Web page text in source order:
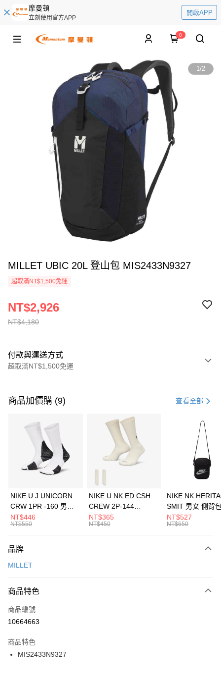
摩曼頓
立刻使用官方APP
開啟APP
0
1/2
MILLET UBIC 20L 登山包 MIS2433N9327
超取滿NT$1,500免運
NT$4,180
NT$2,926
付款與運送方式
超取滿NT$1,500免運
信用卡一次付款
3 期 0 利率 每期 21家銀行
合作金庫商業銀行
第一商業銀行
華南商業銀行
彰化商業銀行
上海商業儲蓄銀行
元大商業銀行
台灣樂天信用卡公司
Apple Pay
全盈+PAY
AFTEE先享後付
【關於「AFTEE先享後付」】
便利好安心！
３．安心：先確認商品／服務後，再付款。
【「AFTEE先享後付」結帳流程】
１．於結帳方式選擇「AFTEE先享後付」後，將跳轉至「AFTEE先享後付」
２．訂單成立數日內，您將收到繳費通知簡訊。
３．收到繳費通知簡訊後14天內，點擊此簡訊中的連結，可透過四大超商／
ATM／網路銀行／等多元方式進行付款，方視為交易完成。
運送方式
每筆NT$100，滿NT$1,500(含以上)免運費
宅配
每筆NT$100，滿NT$1,500(含以上)免運費
付款後門市自取
每筆NT$100，滿NT$1,500(含以上)免運費
商品加價購 (9) 查看全部
NIKE U J UNICORN
CRW 1PR -160 男女
中統襪 FZ3393100
NT$446
NT$550
NIKE U NK ED CSH
CREW 2P-144
EMBRDY 男女 短統襪
FZ3073133
NT$365
NT$450
NIKE NK
SMIT 男女 側背
BA5871010
NT$527
NT$650
品牌
MILLET
商品特色
商品編號
10664663
商品特色
MIS2433N9327